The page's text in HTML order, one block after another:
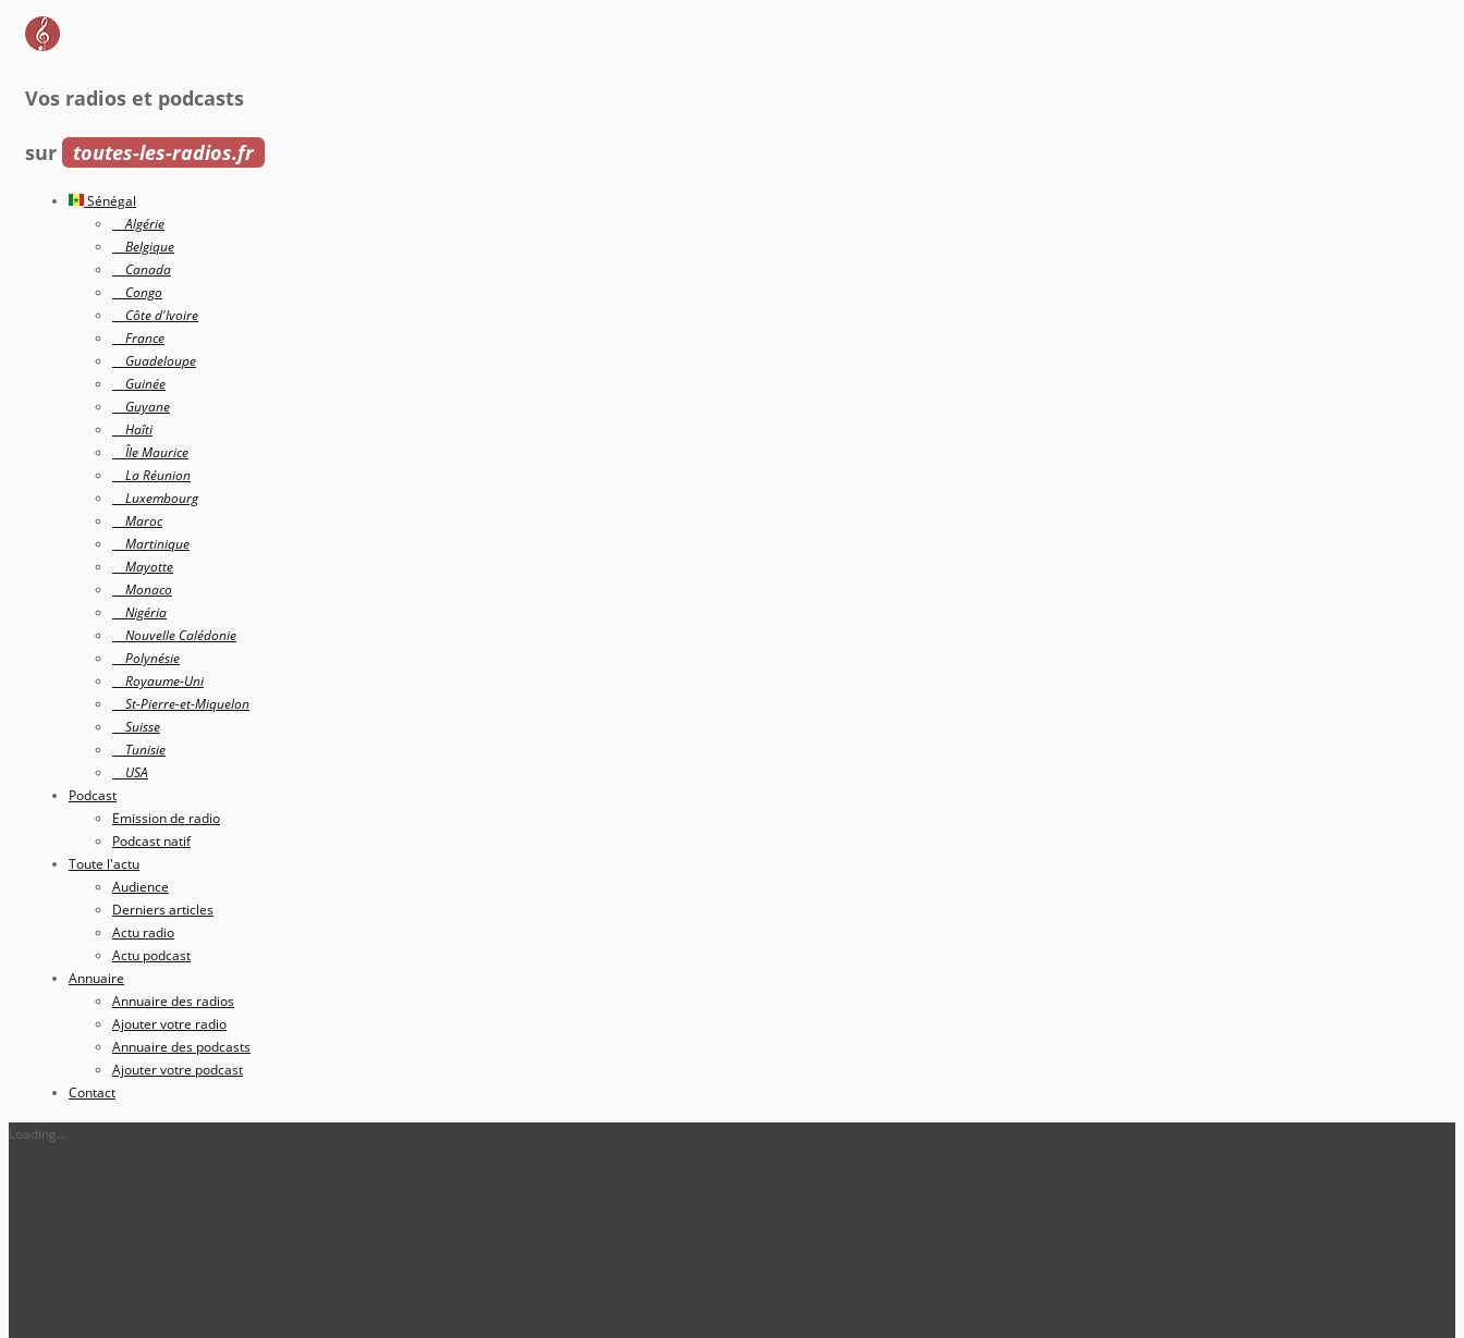
Vos radios et podcasts
sur toutes-les-radios.fr
Sénégal
Algérie
Belgique
Canada
Congo
Côte d'Ivoire
France
Guadeloupe
Guinée
Guyane
Haîti
Île Maurice
La Réunion
Luxembourg
Maroc
Martinique
Mayotte
Monaco
Nigéria
Nouvelle Calédonie
Polynésie
Royaume-Uni
St-Pierre-et-Miquelon
Suisse
Tunisie
USA
Podcast
Emission de radio
Podcast natif
Toute l'actu
Audience
Derniers articles
Actu radio
Actu podcast
Annuaire
Annuaire des radios
Ajouter votre radio
Annuaire des podcasts
Ajouter votre podcast
Contact
Loading...